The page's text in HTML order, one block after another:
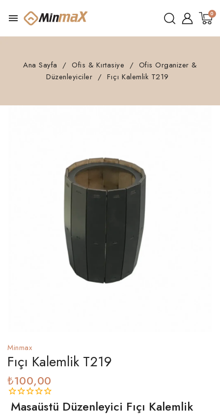
menu
Ana Sayfa Ofis & Kırtasiye
Ofis Organizer &
Düzenleyiciler
Fıçı Kalemlik T219
Minmax
Fıçı Kalemlik T219
₺100,00
Masaüstü Düzenleyici Fıçı Kalemlik